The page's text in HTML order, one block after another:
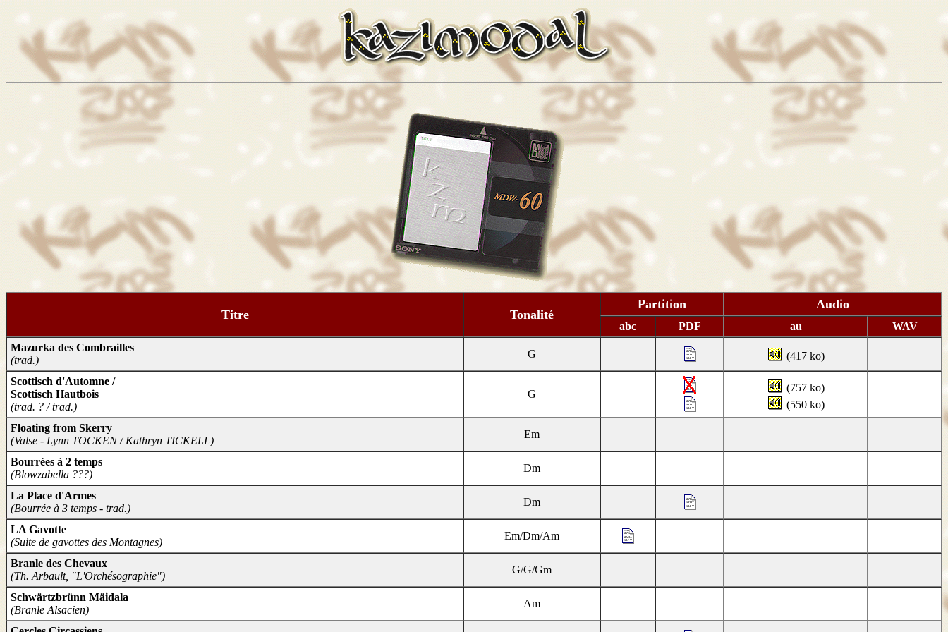
Titre Tonalité
Partition Audio
abc PDF au
WAV
Mazurka des Combrailles
(trad.)
G (417 ko)
Scottisch d'Automne /
Scottisch Hautbois
(trad. ? / trad.)
G
(757 ko)
(550 ko)
Floating from Skerry
(Valse - Lynn TOCKEN / Kathryn TICKELL)
Em
Bourrées à 2 temps
(Blowzabella ???)
Dm
La Place d'Armes
(Bourrée à 3 temps - trad.)
Dm
LA Gavotte
(Suite de gavottes des Montagnes)
Em/Dm/Am
Branle des Chevaux
(Th. Arbault, "L'Orchésographie")
G/G/Gm
Schwärtzbrünn Mäidala
(Branle Alsacien)
Am